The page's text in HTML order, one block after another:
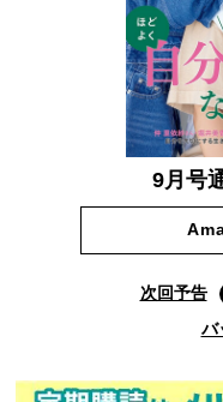
9月号
次回予告
バ